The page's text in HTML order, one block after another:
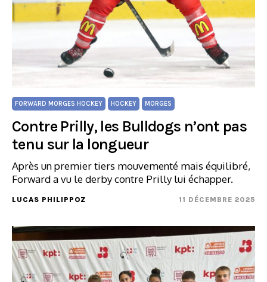
FORWARD MORGES HOCKEY HOCKEY MORGES
Contre Prilly, les Bulldogs n’ont pas
tenu sur la longueur
Après un premier tiers mouvementé mais équilibré,
Forward a vu le derby contre Prilly lui échapper.
LUCAS PHILIPPOZ 11 DÉCEMBRE 2025